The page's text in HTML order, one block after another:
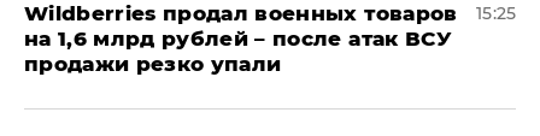
​Wildberries продал военных товаров
на 1,6 млрд рублей – после атак ВСУ
продажи резко упали
15:25